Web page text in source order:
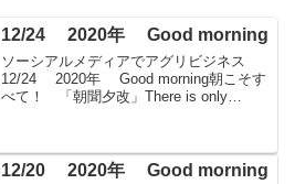
12/24 2020年 Good morning
ソーシアルメディアでアグリビジネス
12/24 2020年 Good morning朝こそす
べて！ 「朝聞夕改」There is only
12/20 2020年 Good morning